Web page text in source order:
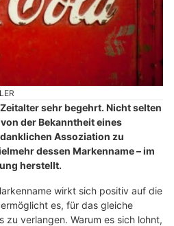
sehr begehrt. Nicht selten
der Bekanntheit eines
Assoziation zu
dessen Markenname – im
herstellt.
wirkt sich positiv auf die
es, für das gleiche
zu verlangen. Warum es sich lohnt,